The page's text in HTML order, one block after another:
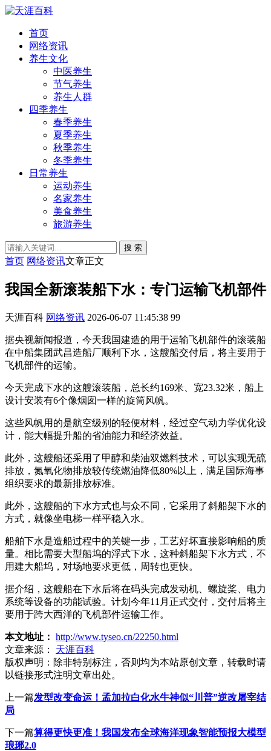
首页
网络资讯
养生文化
中医养生
节气养生
养生人群
四季养生
春季养生
夏季养生
秋季养生
冬季养生
日常养生
运动养生
名家养生
美食养生
旅游养生
搜 索
首页 网络资讯文章正文
我国全新滚装船下水：专门运输飞机部件
天涯百科 网络资讯 2026-06-07 11:45:38 99
据央视新闻报道，今天我国建造的用于运输飞机部件的滚装船
在中船集团武昌造船厂顺利下水，这艘船交付后，将主要用于
飞机部件的运输。
今天完成下水的这艘滚装船，总长约169米、宽23.32米，船上
设计安装有6个像烟囱一样的旋筒风帆。
这些风帆用的是航空级别的轻便材料，经过空气动力学优化设
计，能大幅提升船的省油能力和经济效益。
此外，这艘船还采用了甲醇和柴油双燃料技术，可以实现无硫
排放，氮氧化物排放较传统燃油降低80%以上，满足国际海事
组织要求的最新排放标准。
此外，这艘船的下水方式也与众不同，它采用了斜船架下水的
方式，就像坐电梯一样平稳入水。
船舶下水是造船过程中的关键一步，工艺好坏直接影响船的质
量。相比需要大型船坞的浮式下水，这种斜船架下水方式，不
用建大船坞，对场地要求更低，周转也更快。
据介绍，这艘船在下水后将在码头完成发动机、螺旋桨、电力
系统等设备的功能试验。计划今年11月正式交付，交付后将主
要用于跨大西洋的飞机部件运输工作。
本文地址： http://www.tyseo.cn/22250.html
文章来源：
天涯百科
版权声明： 除非特别标注，否则均为本站原创文章，转载时请
以链接形式注明文章出处。
上一篇发型改变命运！孟加拉白化水牛神似“川普”逆改屠宰结
局
下一篇算得更快更准！我国发布全球海洋现象智能预报大模型
琅琊2.0